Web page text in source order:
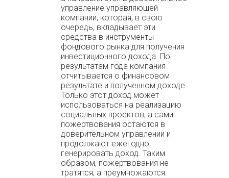
управление управляющей
компании, которая, в свою
очередь, вкладывает эти
средства в инструменты
фондового рынка для получения
инвестиционного дохода. По
результатам года компания
отчитывается о финансовом
результате и полученном доходе.
Только этот доход может
использоваться на реализацию
социальных проектов, а сами
пожертвования остаются в
доверительном управлении и
продолжают ежегодно
генерировать доход. Таким
образом, пожертвования не
тратятся, а преумножаются.